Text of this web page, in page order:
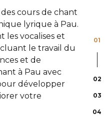
cours de chant
lyrique à Pau.
les vocalises et
le travail du
et de
à Pau avec
développer
votre
01
02
03
04